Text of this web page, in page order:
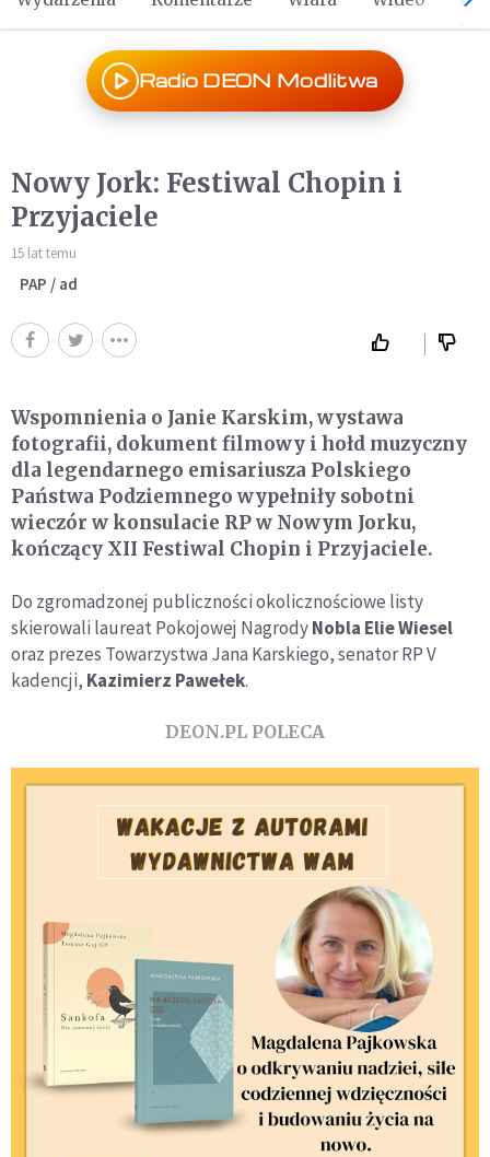
Radio DEON Modlitwa
Nowy Jork: Festiwal Chopin i
Przyjaciele
15 lat temu
PAP / ad
Wspomnienia o Janie Karskim, wystawa
fotografii, dokument filmowy i hołd muzyczny
dla legendarnego emisariusza Polskiego
Państwa Podziemnego wypełniły sobotni
wieczór w konsulacie RP w Nowym Jorku,
kończący XII Festiwal Chopin i Przyjaciele.
Do zgromadzonej publiczności okolicznościowe listy
skierowali laureat Pokojowej NagrodyNobla Elie Wiesel
oraz prezes Towarzystwa Jana Karskiego, senator RP V
kadencji, Kazimierz Pawełek.
DEON.PL POLECA